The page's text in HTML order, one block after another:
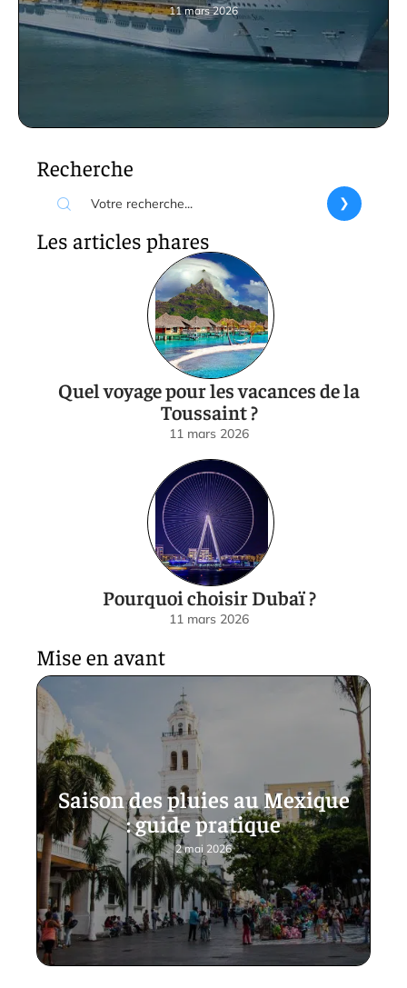
11 mars 2026
Recherche
Les articles phares
Quel voyage pour les vacances de la
Toussaint ?
11 mars 2026
Pourquoi choisir Dubaï ?
11 mars 2026
Mise en avant
Saison des pluies au Mexique
: guide pratique
2 mai 2026